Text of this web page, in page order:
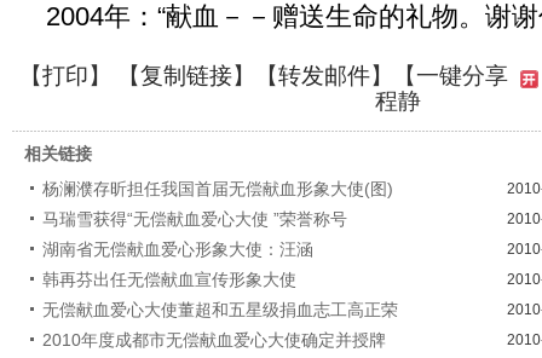
2004年：“献血－－赠送生命的礼物。谢谢
【打印】 【复制链接】【转发邮件】【一键分享
程静
相关链接
杨澜濮存昕担任我国首届无偿献血形象大使(图)
马瑞雪获得“无偿献血爱心大使 ”荣誉称号
湖南省无偿献血爱心形象大使：汪涵
韩再芬出任无偿献血宣传形象大使
无偿献血爱心大使董超和五星级捐血志工高正荣
2010年度成都市无偿献血爱心大使确定并授牌